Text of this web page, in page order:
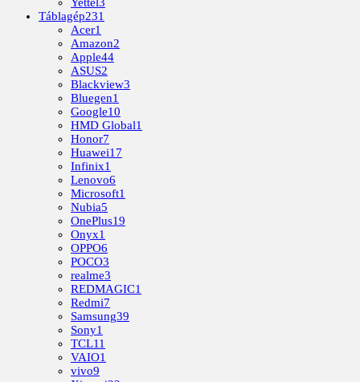
Táblagép231
Acer1
Amazon2
Apple44
ASUS2
Blackview3
Bluegen1
Google10
HMD Global1
Honor7
Huawei17
Infinix1
Lenovo6
Microsoft1
Nubia5
OnePlus19
Onyx1
OPPO6
POCO3
realme3
REDMAGIC1
Redmi7
Samsung39
Sony1
TCL11
VAIO1
vivo9